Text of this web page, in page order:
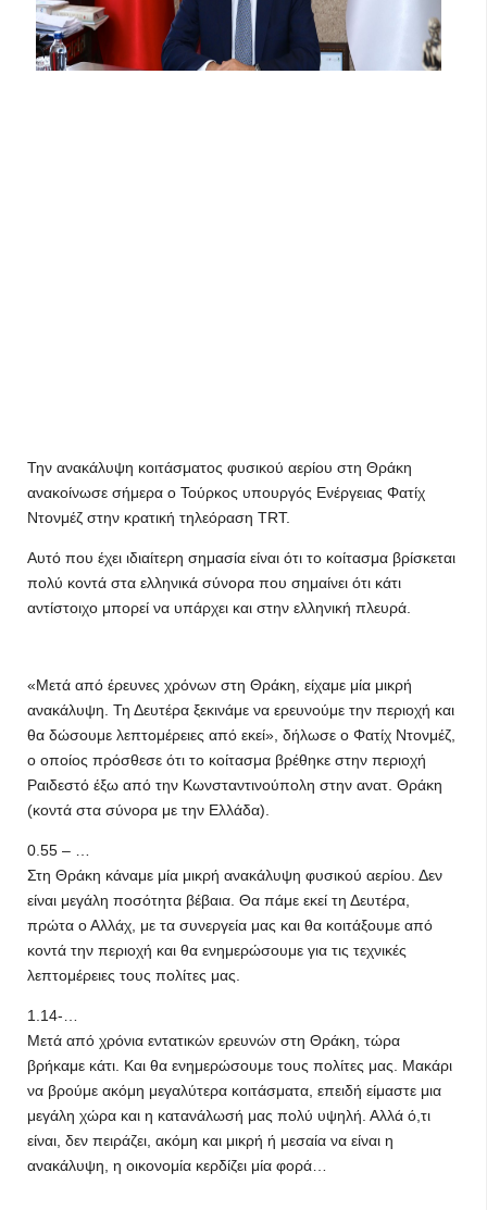
Την ανακάλυψη κοιτάσματος φυσικού αερίου στη Θράκη
ανακοίνωσε σήμερα ο Τούρκος υπουργός Ενέργειας Φατίχ
Ντονμέζ στην κρατική τηλεόραση TRT.
Αυτό που έχει ιδιαίτερη σημασία είναι ότι το κοίτασμα βρίσκεται
πολύ κοντά στα ελληνικά σύνορα που σημαίνει ότι κάτι
αντίστοιχο μπορεί να υπάρχει και στην ελληνική πλευρά.
«Μετά από έρευνες χρόνων στη Θράκη, είχαμε μία μικρή
ανακάλυψη. Τη Δευτέρα ξεκινάμε να ερευνούμε την περιοχή και
θα δώσουμε λεπτομέρειες από εκεί», δήλωσε ο Φατίχ Ντονμέζ,
ο οποίος πρόσθεσε ότι το κοίτασμα βρέθηκε στην περιοχή
Ραιδεστό έξω από την Κωνσταντινούπολη στην ανατ. Θράκη
(κοντά στα σύνορα με την Ελλάδα).
0.55 – …
Στη Θράκη κάναμε μία μικρή ανακάλυψη φυσικού αερίου. Δεν
είναι μεγάλη ποσότητα βέβαια. Θα πάμε εκεί τη Δευτέρα,
πρώτα ο Αλλάχ, με τα συνεργεία μας και θα κοιτάξουμε από
κοντά την περιοχή και θα ενημερώσουμε για τις τεχνικές
λεπτομέρειες τους πολίτες μας.
1.14-…
Μετά από χρόνια εντατικών ερευνών στη Θράκη, τώρα
βρήκαμε κάτι. Και θα ενημερώσουμε τους πολίτες μας. Μακάρι
να βρούμε ακόμη μεγαλύτερα κοιτάσματα, επειδή είμαστε μια
μεγάλη χώρα και η κατανάλωσή μας πολύ υψηλή. Αλλά ό,τι
είναι, δεν πειράζει, ακόμη και μικρή ή μεσαία να είναι η
ανακάλυψη, η οικονομία κερδίζει μία φορά…